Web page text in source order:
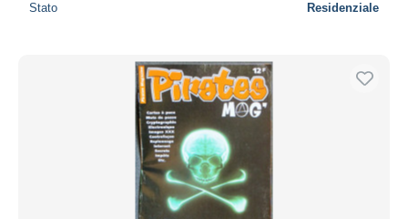
Stato Residenziale